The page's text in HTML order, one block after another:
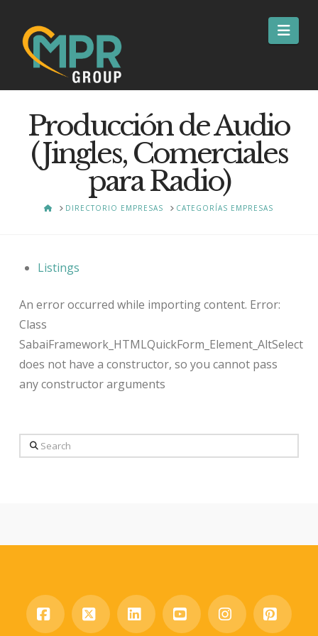
Producción de Audio
(Jingles, Comerciales
para Radio)
HOMEDIRECTORIO EMPRESAS CATEGORÍAS EMPRESAS
Listings
An error occurred while importing content. Error:
Class
SabaiFramework_HTMLQuickForm_Element_AltSelect
does not have a constructor, so you cannot pass
any constructor arguments
Search